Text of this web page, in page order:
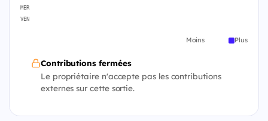
MER
VEN
Moins Plus
Contributions fermées
Le propriétaire n'accepte pas les contributions
externes sur cette sortie.